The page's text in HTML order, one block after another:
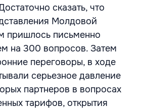
сказать, что
Молдовой
пришлось письменно
на 300 вопросов. Затем
переговоры, в ходе
серьезное давление
партнеров в вопросах
тарифов, открытия